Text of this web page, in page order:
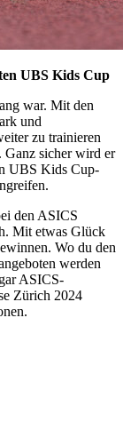
UBS Kids Cup
war. Mit den
und
zu trainieren
Ganz sicher wird er
UBS Kids Cup-
den ASICS
Mit etwas Glück
Wo du den
werden
ASICS-
Zürich 2024